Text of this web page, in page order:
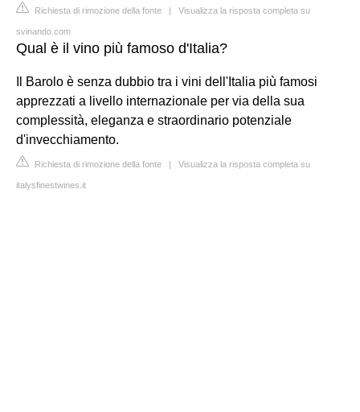
Richiesta di rimozione della fonte | Visualizza la risposta completa su
svinando.com
Qual è il vino più famoso d'Italia?
Il Barolo è senza dubbio tra i vini dell'Italia più famosi
apprezzati a livello internazionale per via della sua
complessità, eleganza e straordinario potenziale
d'invecchiamento.
Richiesta di rimozione della fonte | Visualizza la risposta completa su
italysfinestwines.it